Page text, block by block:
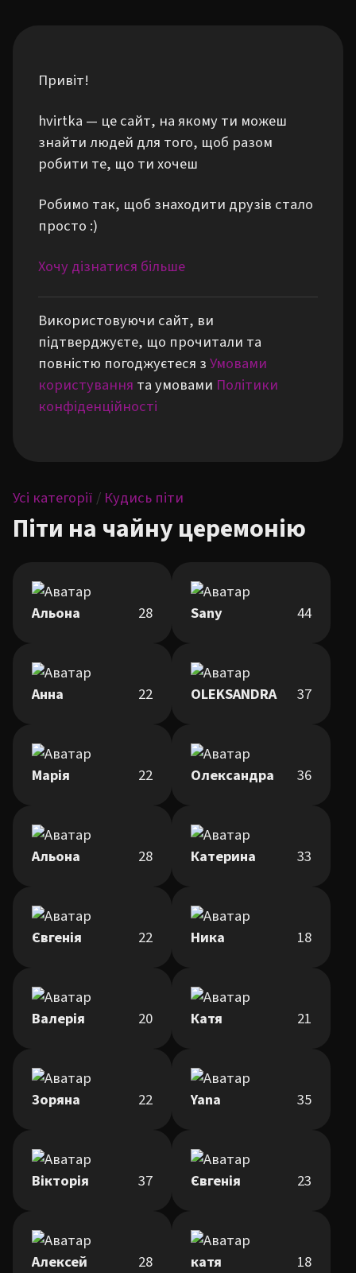
Привіт!
hvirtka — це сайт, на якому ти можеш
знайти людей для того, щоб разом
робити те, що ти хочеш
Робимо так, щоб знаходити друзів стало
просто :)
Хочу дізнатися більше
Використовуючи сайт, ви
підтверджуєте, що прочитали та
повністю погоджуєтеся зУмовами
користування та умовами Політики
конфіденційності
Усі категорії / Кудись піти
Піти на чайну церемонію
Альона 28 Sany 44
Анна 22 OLEKSANDRA 37
Марія 22 Олександра 36
Альона 28 Катерина 33
Євгенія 22 Ника 18
Валерія 20 Катя 21
Зоряна 22 Yana 35
Вікторія 37 Євгенія 23
Алексей 28 катя 18